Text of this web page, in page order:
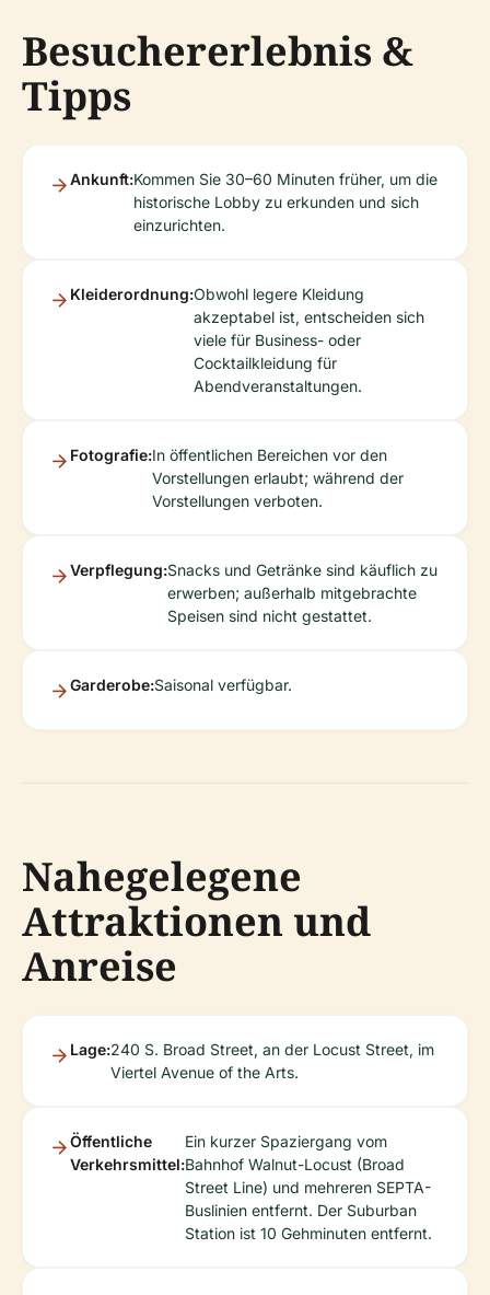
Besuchererlebnis &
Tipps
Ankunft:Kommen Sie 30–60 Minuten früher, um die
historische Lobby zu erkunden und sich
einzurichten.
Kleiderordnung:Obwohl legere Kleidung
akzeptabel ist, entscheiden sich
viele für Business- oder
Cocktailkleidung für
Abendveranstaltungen.
Fotografie:In öffentlichen Bereichen vor den
Vorstellungen erlaubt; während der
Vorstellungen verboten.
Verpflegung:Snacks und Getränke sind käuflich zu
erwerben; außerhalb mitgebrachte
Speisen sind nicht gestattet.
Garderobe:Saisonal verfügbar.
Nahegelegene
Attraktionen und
Anreise
Lage:240 S. Broad Street, an der Locust Street, im
Viertel Avenue of the Arts.
Öffentliche
Verkehrsmittel:
Ein kurzer Spaziergang vom
Bahnhof Walnut-Locust (Broad
Street Line) und mehreren SEPTA-
Buslinien entfernt. Der Suburban
Station ist 10 Gehminuten entfernt.